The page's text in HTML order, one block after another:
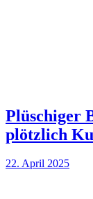
Plüschiger
plötzlich
22. April 2025